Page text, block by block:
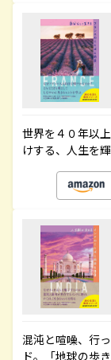
世界を４０年以
けする、人生を
混沌と喧噪、行
ド。「地球の歩